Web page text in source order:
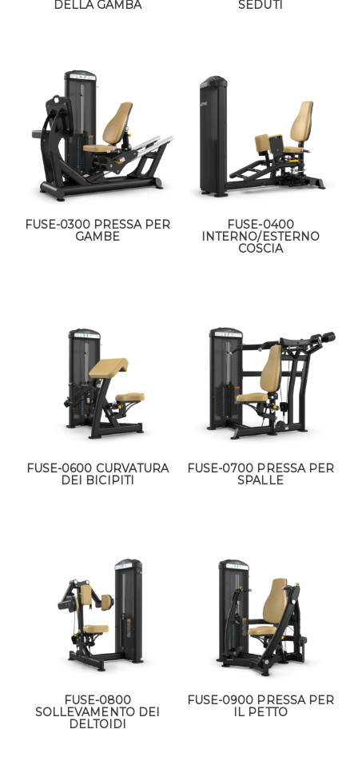
DELLA GAMBA SEDUTI
FUSE-0300 PRESSA PER
GAMBE
FUSE-0400
INTERNO/ESTERNO
COSCIA
FUSE-0600 CURVATURA
DEI BICIPITI
FUSE-0700 PRESSA PER
SPALLE
FUSE-0800
SOLLEVAMENTO DEI
DELTOIDI
FUSE-0900 PRESSA PER
IL PETTO